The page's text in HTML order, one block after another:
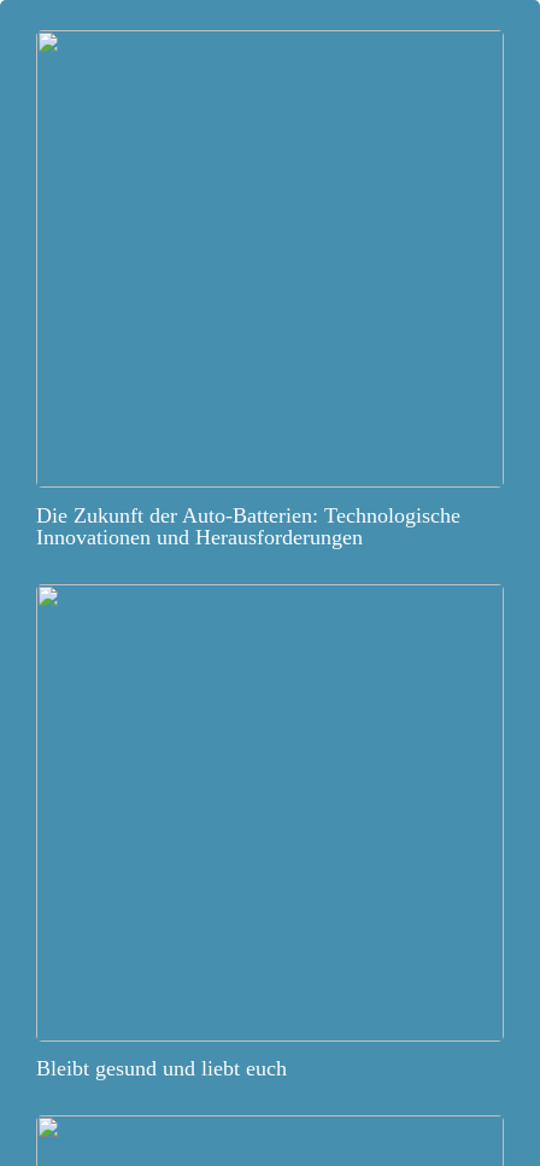
Die Zukunft der Auto-Batterien: Technologische
Innovationen und Herausforderungen
Bleibt gesund und liebt euch